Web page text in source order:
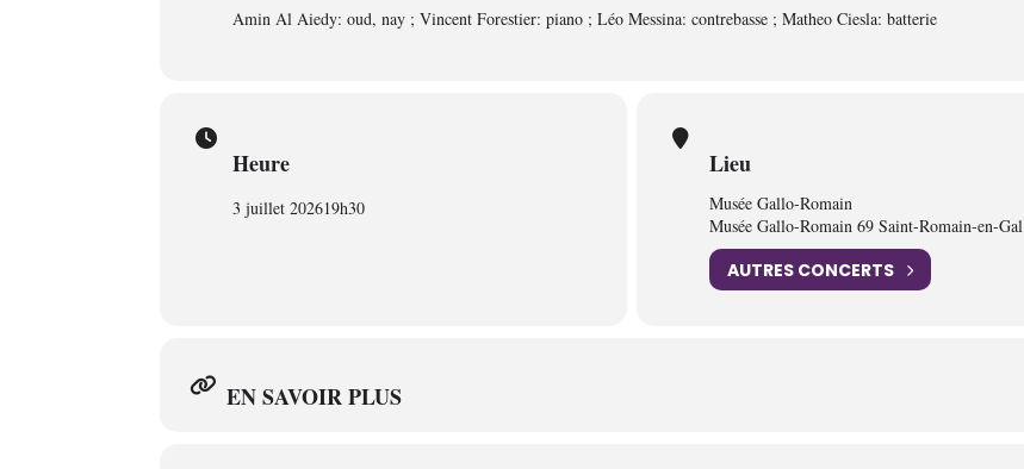
Amin Al Aiedy: oud, nay ; Vincent Forestier: piano ; Léo Messina: contrebasse ; Matheo Ciesla: batterie
Heure
3 juillet 202619h30
Lieu
Musée Gallo-Romain
Musée Gallo-Romain 69 Saint-Romain-en-Gal
AUTRES CONCERTS
EN SAVOIR PLUS